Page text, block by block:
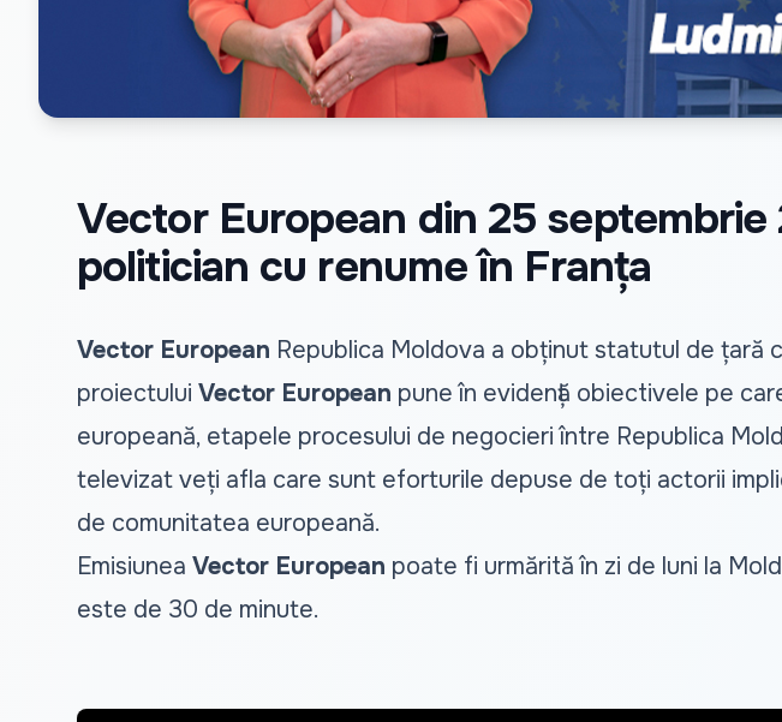
Vector European din 25
politician cu renume în Franța
Vector European Republica Moldova a obținut statutul de țară
proiectului Vector European pune în evidență obiectivele pe
europeană, etapele procesului de negocieri între Republica
televizat veți afla care sunt eforturile depuse de toți actorii
de comunitatea europeană.
Emisiunea Vector European poate fi urmărită în zi de luni la
este de 30 de minute.